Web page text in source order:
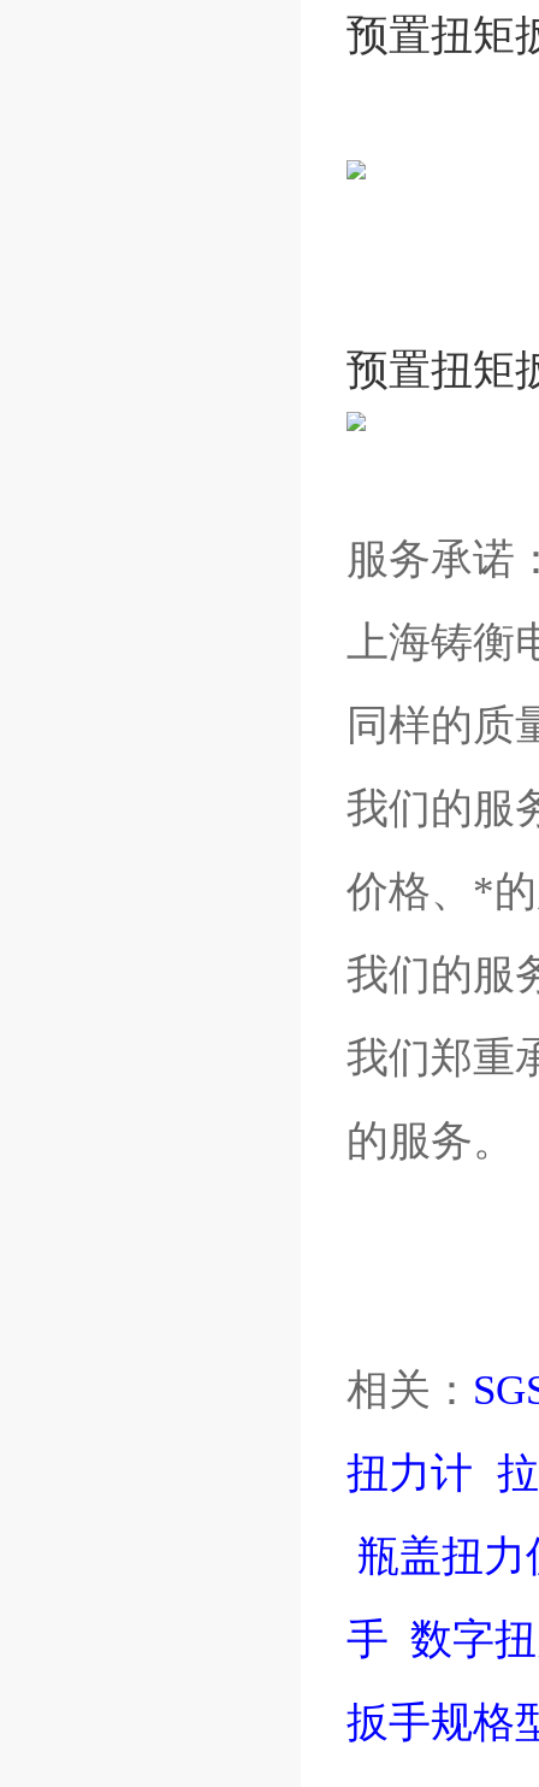
预置扭矩
预置扭矩
服务承诺
上海铸衡
同样的质
我们的服
价格、*
我们的服
我们郑重
的服务。
相关：
扭力计
瓶盖扭力
手 数字
扳手规格